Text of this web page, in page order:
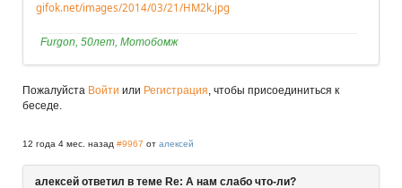
gifok.net/images/2014/03/21/HM2k.jpg
Furgon, 50лет, Мотобомж
Пожалуйста Войти или Регистрация , чтобы присоединиться к
беседе.
12 года 4 мес. назад #9967 от алексей
алексей ответил в теме Re: А нам слабо что-ли?